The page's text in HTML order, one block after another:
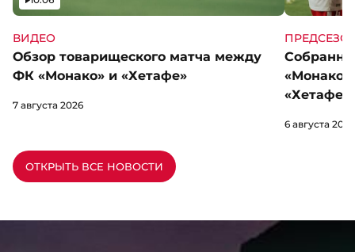
ВИДЕО
Обзор товарищеского матча между
ФК «Монако» и «Хетафе»
7 августа 2026
«Хетафе»
6 августа 2026
ОТКРЫТЬ ВСЕ НОВОСТИ